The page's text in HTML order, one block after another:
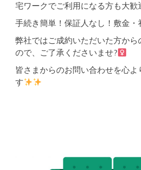
宅ワークでご利用になる方も大歓
手続き簡単！保証人なし！敷金・
弊社ではご成約いただいた方から
ので、ご了承くださいませ?‍
皆さまからのお問い合わせを心よ
す